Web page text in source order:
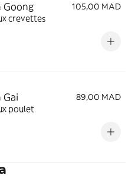
Goong
105,00 MAD
crevettes
Gai
89,00 MAD
poulet